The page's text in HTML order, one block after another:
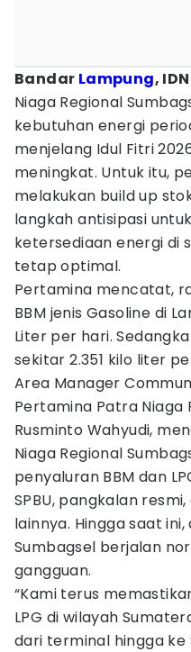
Bandar Lampung,
Niaga Regional
kebutuhan energi
menjelang Idul Fitri
meningkat. Untuk itu,
melakukan build up
langkah antisipasi
ketersediaan energi di
tetap optimal.
Pertamina mencatat,
BBM jenis Gasoline di
Liter per hari.
sekitar 2.351 kilo liter
Area Manager
Pertamina Patra Niaga
Rusminto Wahyudi,
Niaga Regional
penyaluran BBM dan
SPBU, pangkalan
lainnya. Hingga saat
Sumbagsel berjalan
gangguan.
“Kami terus
LPG di wilayah
dari terminal hingga ke